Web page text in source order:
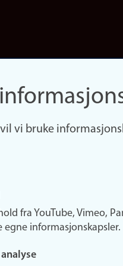
vi bruke
fra YouTube, Vimeo,
egne informasjonskapsler.